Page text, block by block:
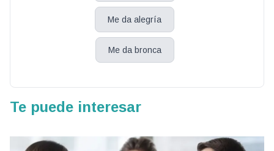
Me da alegría
Me da bronca
Te puede interesar